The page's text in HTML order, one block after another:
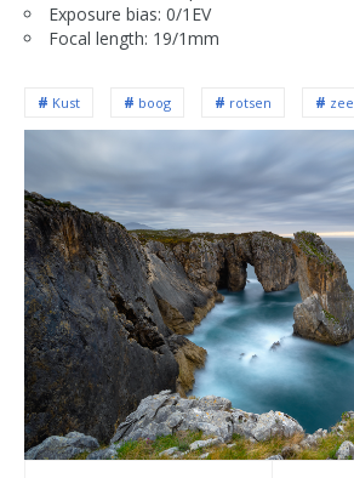
Exposure bias: 0/1EV
Focal length: 19/1mm
Kust boog rotsen zee